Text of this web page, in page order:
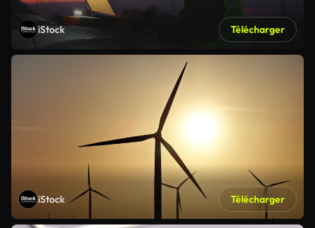
iStock Télécharger
iStock Télécharger